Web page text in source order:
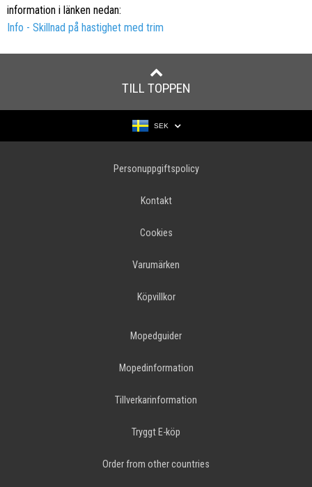
information i länken nedan:
Info - Skillnad på hastighet med trim
TILL TOPPEN
SEK
Personuppgiftspolicy
Kontakt
Cookies
Varumärken
Köpvillkor
Mopedguider
Mopedinformation
Tillverkarinformation
Tryggt E-köp
Order from other countries